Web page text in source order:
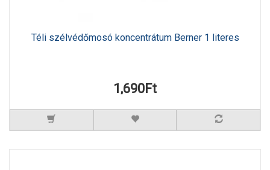
Téli szélvédőmosó koncentrátum Berner 1 literes
1,690Ft